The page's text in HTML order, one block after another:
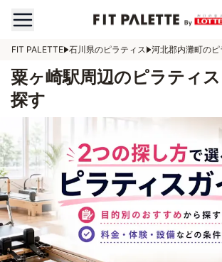
FIT PALETTE 石川県のピラティス 河北郡内灘町のピ
粟ヶ崎駅周辺のピラティ
探す